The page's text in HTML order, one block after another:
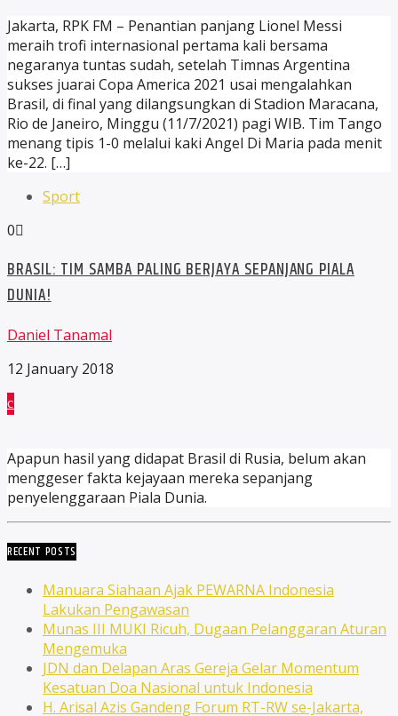
Jakarta, RPK FM – Penantian panjang Lionel Messi
meraih trofi internasional pertama kali bersama
negaranya tuntas sudah, setelah Timnas Argentina
sukses juarai Copa America 2021 usai mengalahkan
Brasil, di final yang dilangsungkan di Stadion Maracana,
Rio de Janeiro, Minggu (11/7/2021) pagi WIB. Tim Tango
menang tipis 1-0 melalui kaki Angel Di Maria pada menit
ke-22. […]
Sport
0
BRASIL: TIM SAMBA PALING BERJAYA SEPANJANG PIALA
DUNIA!
Daniel Tanamal
12 January 2018
Apapun hasil yang didapat Brasil di Rusia, belum akan
menggeser fakta kejayaan mereka sepanjang
penyelenggaraan Piala Dunia.
RECENT POSTS
Manuara Siahaan Ajak PEWARNA Indonesia
Lakukan Pengawasan
Munas III MUKI Ricuh, Dugaan Pelanggaran Aturan
Mengemuka
JDN dan Delapan Aras Gereja Gelar Momentum
Kesatuan Doa Nasional untuk Indonesia
H. Arisal Azis Gandeng Forum RT-RW se-Jakarta,